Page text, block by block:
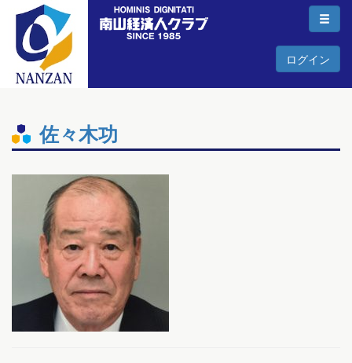
ログイン
佐々木功